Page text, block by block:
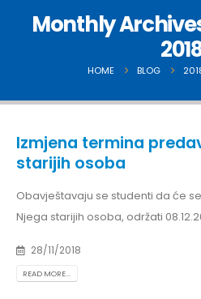
Monthly
HOME BLOG
Izmjena termina
starijih osoba
Obavještavaju se studenti da će
Njega starijih osoba, održati
28/11/2018
READ MORE...